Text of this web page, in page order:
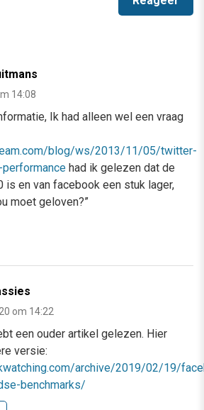
14:08
Ik had alleen wel een vraag
blog/ws/2013/11/05/twitter-
had ik gelezen dat de
is en van facebook een stuk lager,
moet geloven?”
om 14:22
een ouder artikel gelezen. Hier
versie:
archive/2019/02/19/
benchmarks/